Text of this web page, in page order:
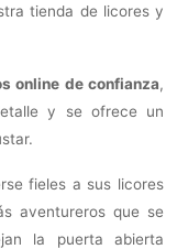
tienda de licores y
online de confianza,
y se ofrece un
fieles a sus licores
aventureros que se
la puerta abierta